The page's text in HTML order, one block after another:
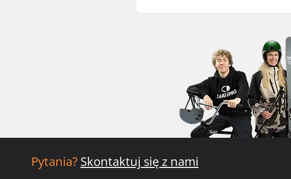
Pytania? Skontaktuj się z nami